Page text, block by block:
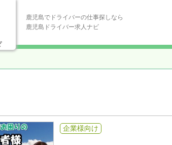
鹿児島でドライバーの仕事探しなら
鹿児島ドライバー求人ナビ
企業様向け